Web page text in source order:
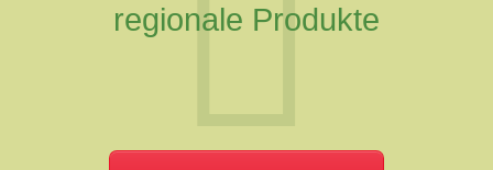
regionale Produkte